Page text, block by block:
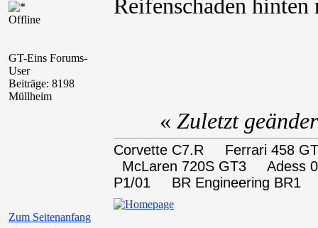
Offline
GT-Eins Forums-
User
Beiträge: 8198
Müllheim
Reifenschaden
Zum Seitenanfang
« Zuletzt
Corvette C7.R Ferrari 458
McLaren 720S GT3
P1/01 BR Engineering BR1